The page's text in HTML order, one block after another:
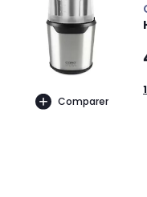
Comparer